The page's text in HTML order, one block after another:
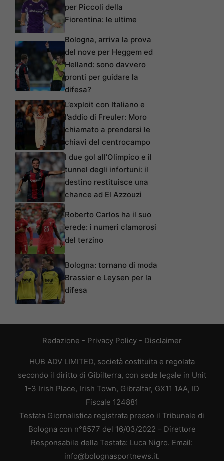
per Piccoli della
Fiorentina: le ultime
Bologna, arriva la prova
del nove per Heggem ed
Helland: sono davvero
pronti per guidare la
difesa?
L’exploit con Italiano e
l’addio di Freuler: Moro
chiamato a prendersi le
chiavi del centrocampo
I due gol all’Olimpico e il
tunnel degli infortuni: il
destino restituisce una
chance ad El Azzouzi
Roberto Carlos ha il suo
erede: i numeri clamorosi
del terzino
Bologna: tornano di moda
Brassier e Leysen per la
difesa
Redazione - Privacy Policy- Disclaimer
HUB ADV LIMITED, società costituita e regolata
secondo il diritto di Gibilterra, con sede legale in Unit
1-3 Irish Place, Irish Town, Gibraltar, GX11 1AA, ID
Fiscale 124881
Testata Giornalistica registrata presso il Tribunale di
Bologna con n°8577 del 16/03/2022 – Direttore
Responsabile della Testata: Luca Nigro. Email:
info@bolognasportnews.it.